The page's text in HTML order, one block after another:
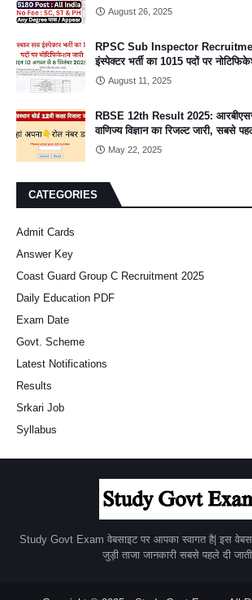
August 26, 2025
RPSC Sub Inspector
इंस्पेक्टर भर्ती का 1015 पदों पर
August 11, 2025
RBSE 12th Result 2025:
वाणिज्य विज्ञान का रिजल्ट जारी, सबसे
May 22, 2025
CATEGORIES
Admit Cards
Answer Key
Coast Guard Group C Recruitment 2025
Daily Education PDF
Exam Date
Govt. Scheme
Latest Notifications
Results
Srkari Job
Syllabus
Study Govt Exam वेबसाइट पर आपका स्वागत है| इस
जुड़ी ताजा जानकारी सबसे पहले दी